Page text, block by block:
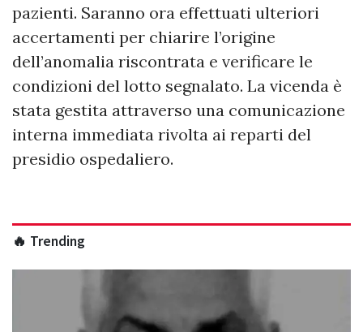
pazienti. Saranno ora effettuati ulteriori
accertamenti per chiarire l’origine
dell’anomalia riscontrata e verificare le
condizioni del lotto segnalato. La vicenda è
stata gestita attraverso una comunicazione
interna immediata rivolta ai reparti del
presidio ospedaliero.
🔥 Trending